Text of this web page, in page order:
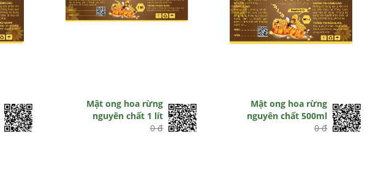
Mật ong hoa rừng
nguyên chất 1 lít
0 đ
Mật ong hoa rừng
nguyên chất 500ml
0 đ